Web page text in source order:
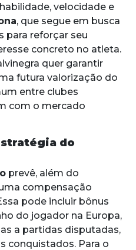
velocidade e
, que segue em busca
para reforçar seu
concreto no atleta.
quer garantir
futura valorização do
entre clubes
com o mercado
do
prevê, além do
compensação
pode incluir bônus
do jogador na Europa,
a partidas disputadas,
conquistados. Para o